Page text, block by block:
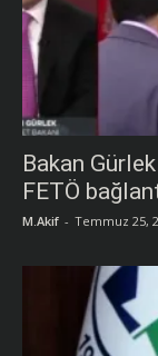
Bakan
FETÖ
M.Akif - Temmuz 25,